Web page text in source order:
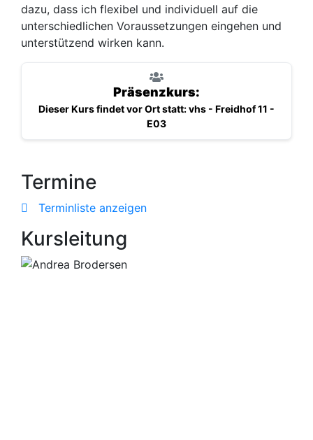
dazu, dass ich flexibel und individuell auf die
unterschiedlichen Voraussetzungen eingehen und
unterstützend wirken kann.
Präsenzkurs:
Dieser Kurs findet vor Ort statt: vhs - Freidhof 11 -
E03
Termine
Terminliste anzeigen
Kursleitung